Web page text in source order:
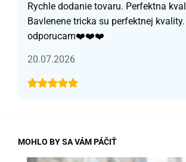
Rychle dodanie tovaru. Perfektna
Bavlenene tricka su perfektnej
odporucam❤️❤️❤️
20.07.2026
MOHLO BY SA VÁM PÁČIŤ